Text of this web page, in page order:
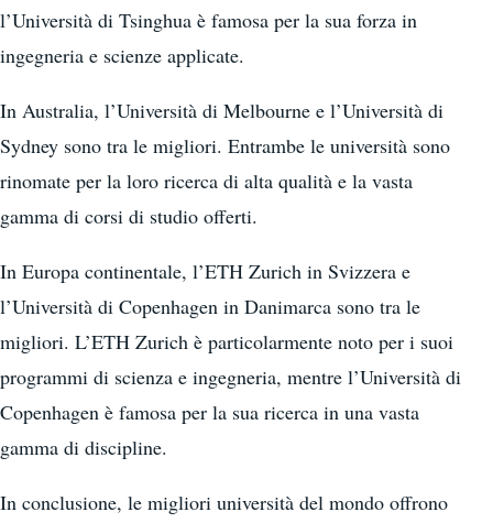
l’Università di Tsinghua è famosa per la sua forza in
ingegneria e scienze applicate.
In Australia, l’Università di Melbourne e l’Università di
Sydney sono tra le migliori. Entrambe le università sono
rinomate per la loro ricerca di alta qualità e la vasta
gamma di corsi di studio offerti.
In Europa continentale, l’ETH Zurich in Svizzera e
l’Università di Copenhagen in Danimarca sono tra le
migliori. L’ETH Zurich è particolarmente noto per i suoi
programmi di scienza e ingegneria, mentre l’Università di
Copenhagen è famosa per la sua ricerca in una vasta
gamma di discipline.
In conclusione, le migliori università del mondo offrono